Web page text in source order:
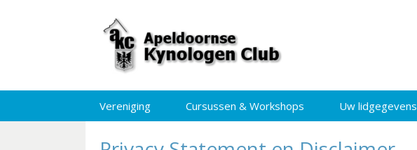
Vereniging Cursussen & Workshops Uw lidgegevens